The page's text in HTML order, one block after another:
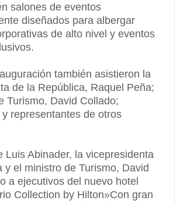
salones de eventos
diseñados para albergar
de alto nivel y eventos
también asistieron la
de la República, Raquel Peña;
Turismo, David Collado;
representantes de otros
Luis Abinader, la vicepresidenta
y el ministro de Turismo, David
a ejecutivos del nuevo hotel
Collection by Hilton»Con gran